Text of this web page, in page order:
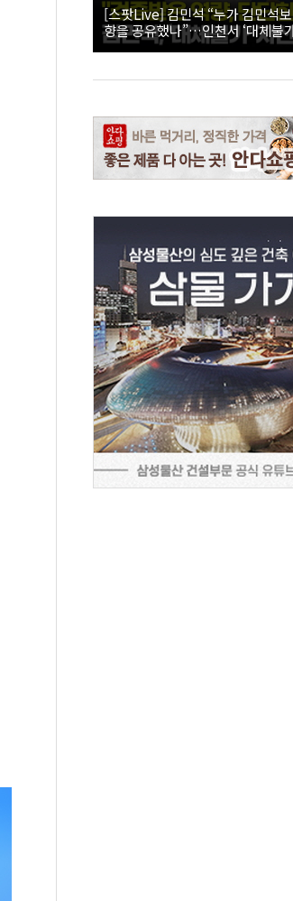
[스팟Live] 김민석 “누가 김민석
향을 공유했나”…인천서 ‘대체불
26.08.08 더불어민주당 당대표·최